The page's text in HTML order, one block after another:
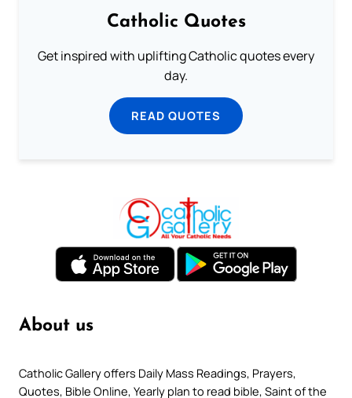
Catholic Quotes
Get inspired with uplifting Catholic quotes every
day.
READ QUOTES
About us
Catholic Gallery offers Daily Mass Readings, Prayers,
Quotes, Bible Online, Yearly plan to read bible, Saint of the